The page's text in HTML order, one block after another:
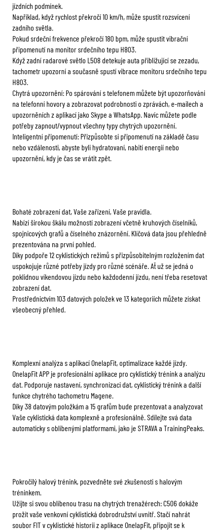
jízdních podmínek.
Například, když rychlost překročí 10 km/h, může spustit rozsvícení
zadního světla.
Pokud srdeční frekvence překročí 180 bpm, může spustit vibrační
připomenutí na monitor srdečního tepu H803.
Když zadní radarové světlo L508 detekuje auta přibližující se zezadu,
tachometr upozorní a současně spustí vibrace monitoru srdečního tepu
H803.
Chytrá upozornění: Po spárování s telefonem můžete být upozorňováni
na telefonní hovory a zobrazovat podrobnosti o zprávách, e-mailech a
upozorněních z aplikací jako Skype a WhatsApp. Navíc můžete podle
potřeby zapnout/vypnout všechny typy chytrých upozornění.
Inteligentní připomenutí: Přizpůsobte si připomenutí na základě času
nebo vzdálenosti, abyste byli hydratovaní, nabití energií nebo
upozornění, kdy je čas se vrátit zpět.
Bohaté zobrazení dat, Vaše zařízení, Vaše pravidla.
Nabízí širokou škálu možností zobrazení včetně kruhových číselníků,
spojnicových grafů a číselného znázornění. Klíčová data jsou přehledně
prezentována na první pohled.
Díky podpoře 12 cyklistických režimů s přizpůsobitelným rozložením dat
uspokojuje různé potřeby jízdy pro různé scénáře. Ať už se jedná o
poklidnou víkendovou jízdu nebo každodenní jízdu, není třeba resetovat
zobrazení dat.
Prostřednictvím 103 datových položek ve 13 kategoriích můžete získat
všeobecný přehled.
Komplexní analýza s aplikací OnelapFit, optimalizace každé jízdy.
OnelapFit APP je profesionální aplikace pro cyklistický trénink a analýzu
dat. Podporuje nastavení, synchronizaci dat, cyklistický trénink a další
funkce chytrého tachometru Magene.
Díky 38 datovým položkám a 15 grafům bude prezentovat a analyzovat
Vaše cyklistická data komplexně a profesionálně. Sdílejte svá data
automaticky s oblíbenými platformami, jako je STRAVA a TrainingPeaks.
Pokročilý halový trénink, pozvedněte své zkušenosti s halovým
tréninkem.
Užijte si svou oblíbenou trasu na chytrých trenažérech: C506 dokáže
prožít vaše venkovní cyklistická dobrodružství uvnitř. Stačí nahrát
soubor FIT v cyklistické historii z aplikace OnelapFit, připojit se k